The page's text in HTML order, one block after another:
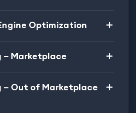
Optimization
Marketplace
– Out of Marketplace